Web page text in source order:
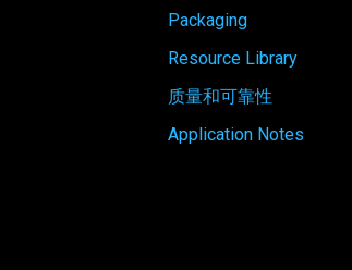
Packaging
Resource Library
质量和可靠性
Application Notes